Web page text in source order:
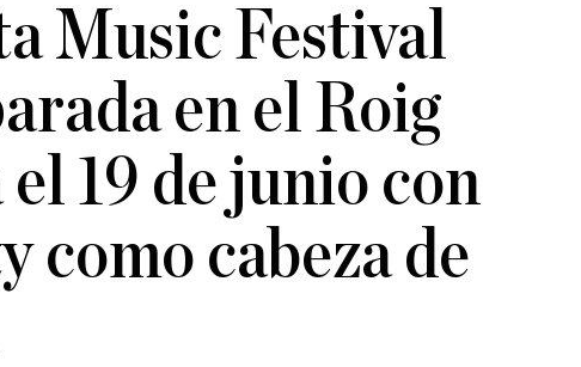
Music Festival
en el Roig
19 de junio con
como cabeza de